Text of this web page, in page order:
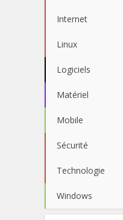
Internet
Linux
Logiciels
Matériel
Mobile
Sécurité
Technologie
Windows